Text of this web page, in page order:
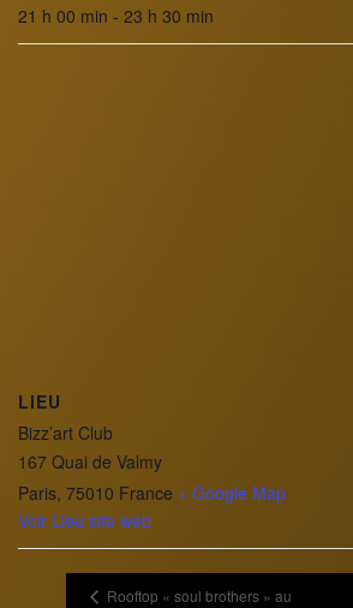
21 h 00 min - 23 h 30 min
LIEU
Bizz’art Club
167 Quai de Valmy
Paris, 75010 France + Google Map
Voir Lieu site web
Rooftop « soul brothers » au